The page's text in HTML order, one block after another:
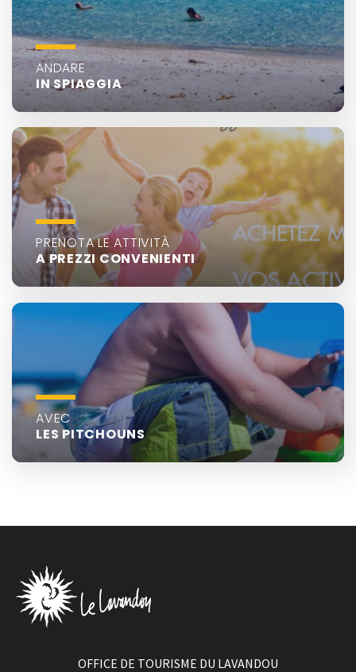
ANDARE
IN SPIAGGIA
PRENOTA LE ATTIVITÀ
A PREZZI CONVENIENTI
AVEC
LES PITCHOUNS
OFFICE DE TOURISME DU LAVANDOU